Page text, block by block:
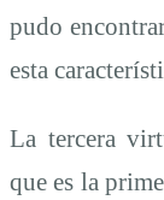
pudo
esta
La tercera
que es la